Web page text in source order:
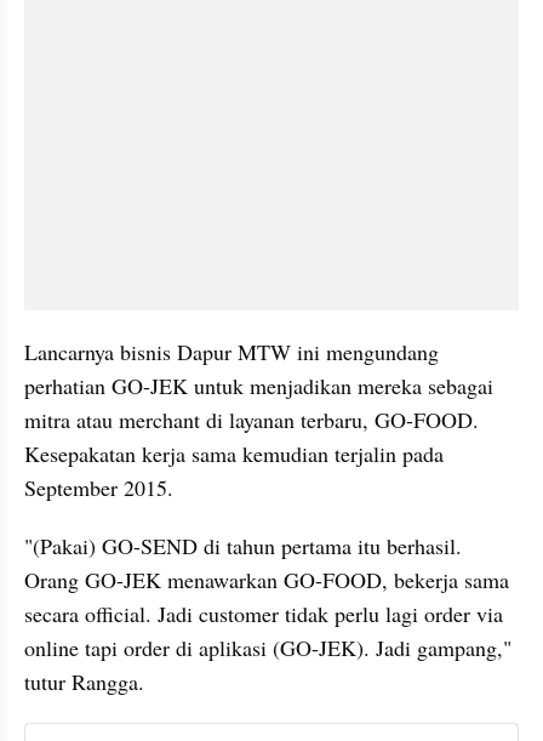
Lancarnya bisnis Dapur MTW ini mengundang
perhatian GO-JEK untuk menjadikan mereka sebagai
mitra atau merchant di layanan terbaru, GO-FOOD.
Kesepakatan kerja sama kemudian terjalin pada
September 2015.
"(Pakai) GO-SEND di tahun pertama itu berhasil.
Orang GO-JEK menawarkan GO-FOOD, bekerja sama
secara official. Jadi customer tidak perlu lagi order via
online tapi order di aplikasi (GO-JEK). Jadi gampang,"
tutur Rangga.